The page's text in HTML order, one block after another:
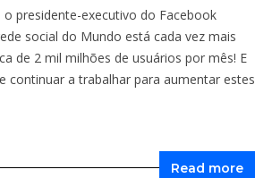
presidente-executivo do Facebook
social do Mundo está cada vez mais
de 2 mil milhões de usuários por mês! E
continuar a trabalhar para aumentar estes
Read more